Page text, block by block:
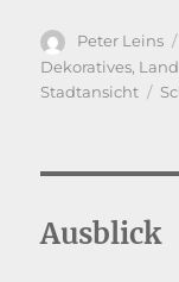
Autor
Peter Leins
Dekoratives,
Stadtansicht
Ausblick